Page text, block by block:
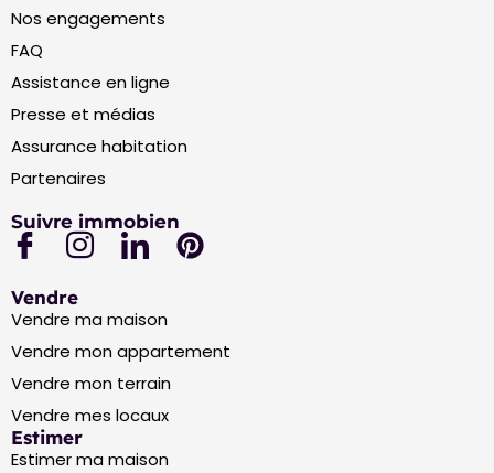
Nos engagements
FAQ
Assistance en ligne
Presse et médias
Assurance habitation
Partenaires
Suivre immobien
Vendre
Vendre ma maison
Vendre mon appartement
Vendre mon terrain
Vendre mes locaux
Estimer
Estimer ma maison